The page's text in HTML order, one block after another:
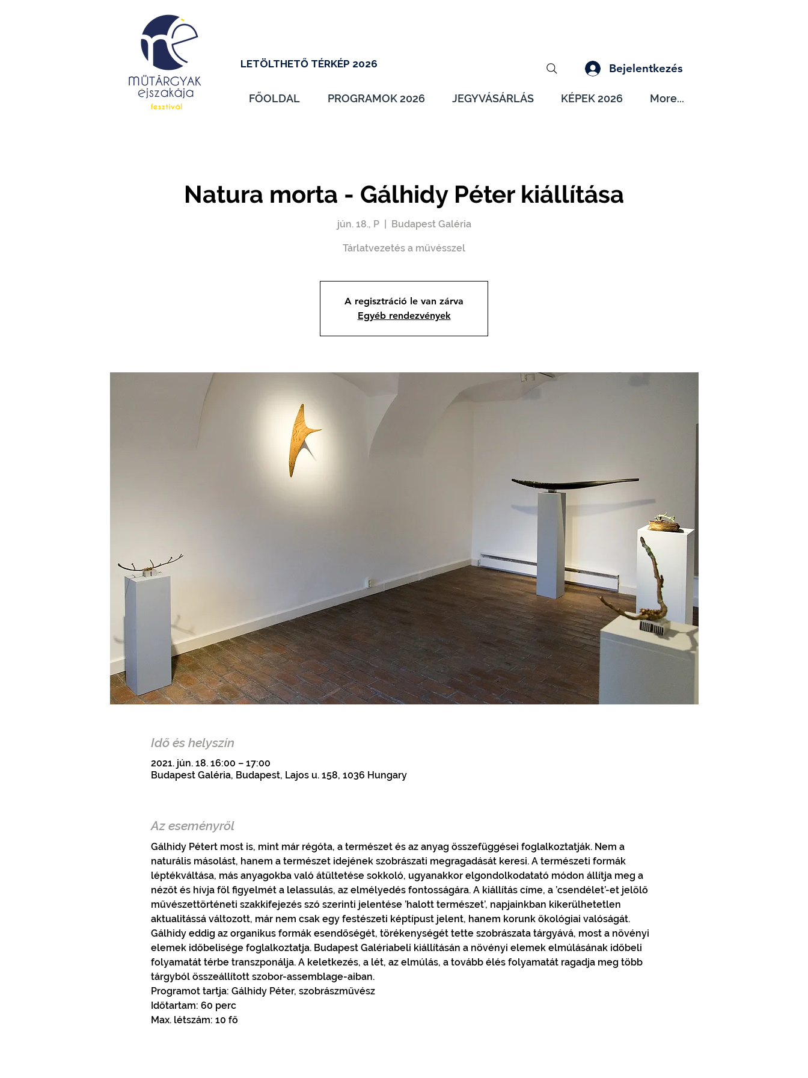
Bejelentkezés
LETÖLTHETŐ TÉRKÉP 2026
FŐOLDAL PROGRAMOK 2026 JEGYVÁSÁRLÁS KÉPEK 2026 More...
Natura morta - Gálhidy Péter kiállítása
jún. 18., P
  |
Budapest Galéria
Tárlatvezetés a művésszel
A regisztráció le van zárva
Egyéb rendezvények
Idő és helyszín
2021. jún. 18. 16:00 – 17:00
Budapest Galéria, Budapest, Lajos u. 158, 1036 Hungary
Az eseményről
Gálhidy Pétert most is, mint már régóta, a természet és az anyag összefüggései foglalkoztatják. Nem a
naturális másolást, hanem a természet idejének szobrászati megragadását keresi. A természeti formák
léptékváltása, más anyagokba való átültetése sokkoló, ugyanakkor elgondolkodatató módon állítja meg a
nézőt és hívja föl figyelmét a lelassulás, az elmélyedés fontosságára. A kiállítás címe, a ’csendélet’-et jelölő
művészettörténeti szakkifejezés szó szerinti jelentése ’halott természet’, napjainkban kikerülhetetlen
aktualitássá változott, már nem csak egy festészeti képtípust jelent, hanem korunk ökológiai valóságát.
Gálhidy eddig az organikus formák esendőségét, törékenységét tette szobrászata tárgyává, most a növényi
elemek időbelisége foglalkoztatja. Budapest Galériabeli kiállításán a növényi elemek elmúlásának időbeli
folyamatát térbe transzponálja. A keletkezés, a lét, az elmúlás, a tovább élés folyamatát ragadja meg több
tárgyból összeállított szobor-assemblage-aiban.
Programot tartja: Gálhidy Péter, szobrászművész
Időtartam: 60 perc
Max. létszám: 10 fő